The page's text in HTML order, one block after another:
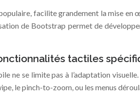
facilite grandement la mise
de Bootstrap permet de
tactiles
ne se limite pas à l’adaptation
le pinch-to-zoom, ou les menus